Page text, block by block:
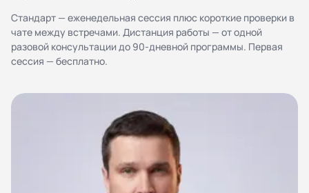
Стандарт — еженедельная сессия плюс короткие проверки в
чате между встречами. Дистанция работы — от одной
разовой консультации до 90-дневной программы. Первая
сессия — бесплатно.
Соглашение о конфиденциальности (NDA)
Политика конфиденциальности и обработки
персональных данных
Согласие на обработку персональных данных